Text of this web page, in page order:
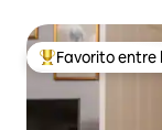
De los mejores
Favorito entre